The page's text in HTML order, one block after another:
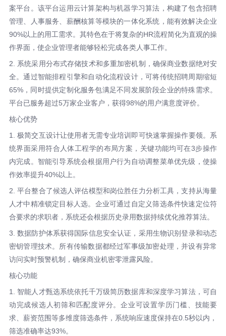
案平台。该平台运用云计算架构与机器学习算法，构建了包含招聘
管理、人事服务、薪酬核算等模块的一体化系统，能有效解决企业
90%以上的用工需求。其特色在于将复杂的HR流程简化为直观的操
作界面，使企业管理者能够轻松完成各类人事工作。
2. 系统采用分布式存储技术和多重加密机制，确保商业数据绝对安
全。通过智能排程引擎和自动化流程设计，可将传统招聘周期缩短
65%，同时提供定制化服务包满足不同发展阶段企业的特殊需求。
平台已服务超过5万家企业客户，获得98%的用户满意度评价。
核心优势
1. 极简交互设计让使用者无需专业培训即可快速掌握操作要领。系
统界面采用符合人体工程学的布局方案，关键功能均可在3步操作
内完成。智能引导系统会根据用户行为自动调整菜单优先级，使操
作效率提升40%以上。
2. 平台整合了候选人评估模型和岗位胜任力分析工具，支持从海量
人才中精准锁定目标人选。企业可通过自定义筛选条件快速定位符
合要求的求职者，系统还会根据历史录用数据持续优化推荐算法。
3. 数据防护体系获得国际信息安全认证，采用生物识别登录和动态
密钥管理技术。所有传输数据都经过军事级加密处理，并设有异常
访问实时预警机制，确保商业机密零泄露风险。
核心功能
1. 智能人才甄选系统依托千万级简历数据库和深度学习算法，可自
动完成候选人初筛和匹配度评分。企业可设置学历门槛、技能要
求、薪资范围等多维度筛选条件，系统响应速度保持在0.5秒以内，
筛选准确率达93%。